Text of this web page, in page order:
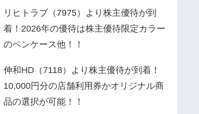
リヒトラブ（7975）より株主優待が到
着！2026年の優待は株主優待限定カラー
のペンケース他！！
伸和HD（7118）より株主優待が到着！
10,000円分の店舗利用券かオリジナル商
品の選択が可能！！